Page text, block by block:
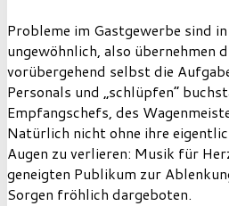
Probleme im Gastgewerbe sind
ungewöhnlich, also übernehmen
vorübergehend selbst die
Personals und „schlüpfen“
Empfangschefs, des
Natürlich nicht ohne ihre
Augen zu verlieren: Musik für
geneigten Publikum zur
Sorgen fröhlich dargeboten.